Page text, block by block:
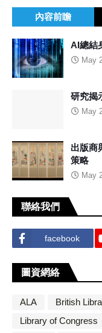
內容前瞻
AI總結
May
研究揭
May
出版商
策略
May
聯絡我們
facebook
圖資網絡
ALA British
Library of Congress